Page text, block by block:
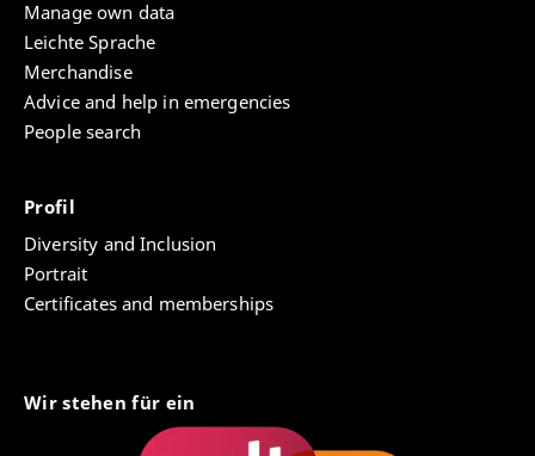
Manage own data
Leichte Sprache
Merchandise
Advice and help in emergencies
People search
Profil
Diversity and Inclusion
Portrait
Certificates and memberships
Wir stehen für ein